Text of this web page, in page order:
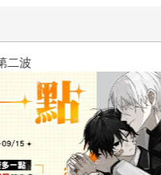
點〉第二波